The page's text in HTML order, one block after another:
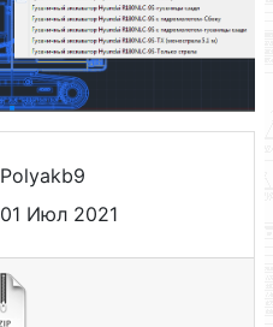
Polyakb9
01 Июл 2021